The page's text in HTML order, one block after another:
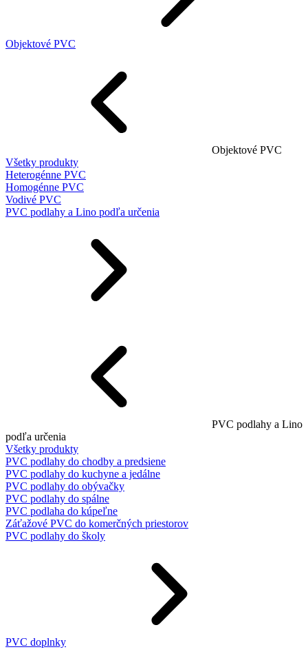
Objektové PVC
Objektové PVC
Všetky produkty
Heterogénne PVC
Homogénne PVC
Vodivé PVC
PVC podlahy a Lino podľa určenia
PVC podlahy a Lino
podľa určenia
Všetky produkty
PVC podlahy do chodby a predsiene
PVC podlahy do kuchyne a jedálne
PVC podlahy do obývačky
PVC podlahy do spálne
PVC podlaha do kúpeľne
Záťažové PVC do komerčných priestorov
PVC podlahy do školy
PVC doplnky